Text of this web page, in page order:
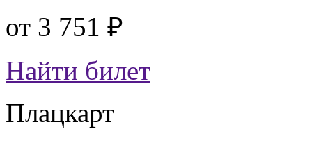
от 3 751 ₽
Найти билет
Плацкарт